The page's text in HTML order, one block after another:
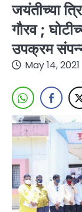
जयंतीच्या
गौरव ;
उपक्रम
May 14, 2021